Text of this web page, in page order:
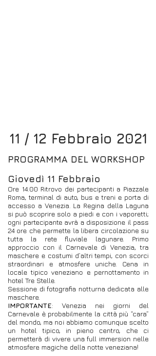
11 / 12 Febbraio 2021
PROGRAMMA DEL WORKSHOP
Giovedì 11 Febbraio
Ore 14.00 Ritrovo dei partecipanti a Piazzale
Roma, terminal di auto, bus e treni e porta di
accesso a Venezia. La Regina della Laguna
si può scoprire solo a piedi e con i vaporetti;
ogni partecipante avrà a disposizione il pass
24 ore che permette la libera circolazione su
tutta la rete fluviale lagunare. Primo
approccio con il Carnevale di Venezia, tra
maschere e costumi d’altri tempi, con scorci
straordinari e atmosfere uniche. Cena in
locale tipico veneziano e pernottamento in
hotel Tre Stelle.
Sessione di fotografia notturna dedicata alle
maschere.
IMPORTANTE: Venezia nei giorni del
Carnevale è probabilmente la città più “cara”
del mondo, ma noi abbiamo comunque scelto
un hotel tipico, in pieno centro, che ci
permetterà di vivere una full immersion nelle
atmosfere magiche della notte veneziana!